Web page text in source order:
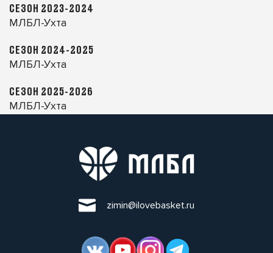
СЕЗОН 2023-2024
МЛБЛ-Ухта
СЕЗОН 2024-2025
МЛБЛ-Ухта
СЕЗОН 2025-2026
МЛБЛ-Ухта
zimin@ilovebasket.ru